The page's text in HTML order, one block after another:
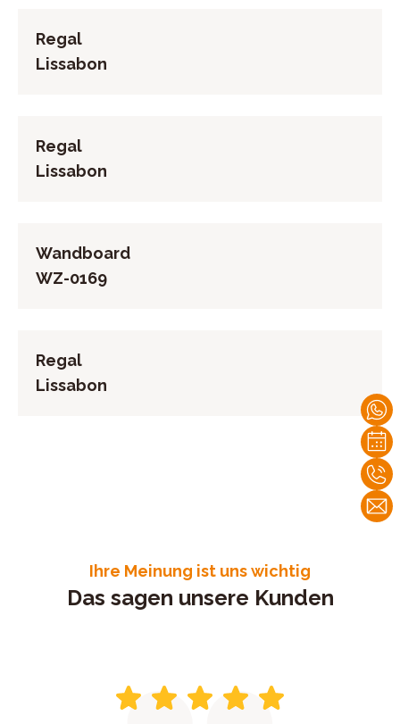
Regal
Lissabon
Regal
Lissabon
Wandboard
WZ-0169
Regal
Lissabon
Ihre Meinung ist uns wichtig
Das sagen unsere Kunden